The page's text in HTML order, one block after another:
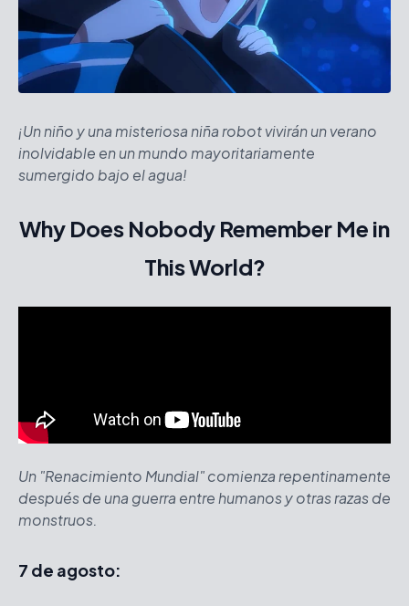
¡Un niño y una misteriosa niña robot vivirán un verano
inolvidable en un mundo mayoritariamente
sumergido bajo el agua!
Why Does Nobody Remember Me in
This World?
Un "Renacimiento Mundial" comienza repentinamente
después de una guerra entre humanos y otras razas de
monstruos.
7 de agosto: